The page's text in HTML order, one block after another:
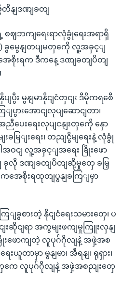
တိနျဒဏျခတျ
စဈဘကျရေးရာလုံခွုံရေးအရာရှိ
၉) ခွမွေနျတပျမတှကေို လူ့အခှင့ျ
ေစိုးရက ဒီကနေ့ ဒဏျခတျပိတျ
း မွနျမာနိုငျငံတှငျး ဒီမိုကရစေီ
ျပွားအောငျလုပျဆောငျတာ၊
ပေးရေးလုပျငနျးတှကေို နှော
ခမြျးရေး၊ တညျငွိမျရေးနဲ့ လုံခွုံ
အဝငျ လူ့အခှင့ျအရေး ခြိုးဖော
ခုလို ဒဏျခတျပိတျဆို့မှုတှေ ခမြှ
အေစိုးရထုတျပွနျခကြျမှာ
ခွစားတဲ့ နိုငျငံရေးသမားတှေ၊ ပ
ဆိုငျရာ အကွမျးဖကျမှုကြူးလှနျ
ဖောကျတဲ့ လူပုဂ်ဂိုလျနဲ့ အဖှဲ့အစ
ယူတာမှာ မွနျမာ၊ အီရနျ၊ ရုရှား၊
တှကေ လူပုဂ်ဂိုလျနဲ့ အဖှဲ့အစညျးတှေ